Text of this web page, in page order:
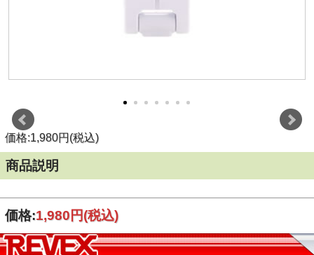
価格:1,980円(税込)
商品説明
価格:1,980円(税込)